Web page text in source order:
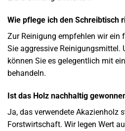
Wie pflege ich den Schreibtisch
Zur Reinigung empfehlen wir ein
Sie aggressive Reinigungsmittel.
können Sie es gelegentlich mit
behandeln.
Ist das Holz nachhaltig
Ja, das verwendete Akazienholz
Forstwirtschaft. Wir legen Wert